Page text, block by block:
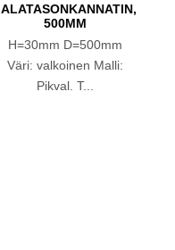
ALATASONKANNATIN,
500MM
H=30mm D=500mm
Väri: valkoinen Malli:
Pikval. T...